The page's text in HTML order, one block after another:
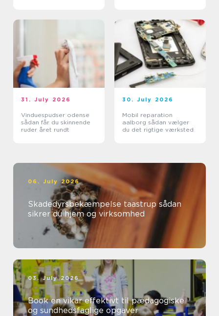
31. July 2026
Vinduespudser odense
sådan får du skinnende
ruder året rundt
30. July 2026
Mobil reparation
aalborg sådan vælger
du det rigtige værksted
06. July 2026
Skadedyrsbekæmpelse taastrup sådan
sikrer du hjem og virksomhed
03. July 2026
Book en vikar effektivt til pædagogiske
og sundhedsfaglige opgaver